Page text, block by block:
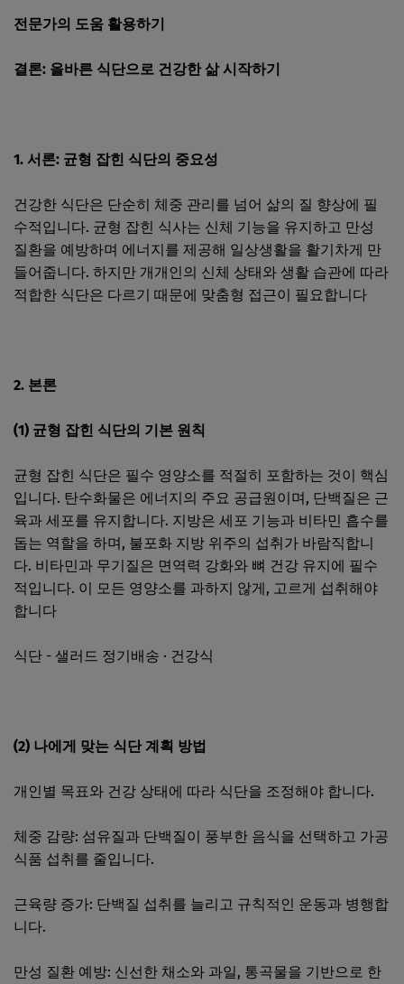
전문가의 도움 활용하기
결론: 올바른 식단으로 건강한 삶 시작하기
1. 서론: 균형 잡힌 식단의 중요성
건강한 식단은 단순히 체중 관리를 넘어 삶의 질 향상에 필
수적입니다. 균형 잡힌 식사는 신체 기능을 유지하고 만성
질환을 예방하며 에너지를 제공해 일상생활을 활기차게 만
들어줍니다. 하지만 개개인의 신체 상태와 생활 습관에 따라
적합한 식단은 다르기 때문에 맞춤형 접근이 필요합니다​ ​
2. 본론
(1) 균형 잡힌 식단의 기본 원칙
균형 잡힌 식단은 필수 영양소를 적절히 포함하는 것이 핵심
입니다. 탄수화물은 에너지의 주요 공급원이며, 단백질은 근
육과 세포를 유지합니다. 지방은 세포 기능과 비타민 흡수를
돕는 역할을 하며, 불포화 지방 위주의 섭취가 바람직합니
다. 비타민과 무기질은 면역력 강화와 뼈 건강 유지에 필수
적입니다. 이 모든 영양소를 과하지 않게, 고르게 섭취해야
합니다​ ​
식단 - 샐러드 정기배송 · 건강식
(2) 나에게 맞는 식단 계획 방법
개인별 목표와 건강 상태에 따라 식단을 조정해야 합니다.
체중 감량: 섬유질과 단백질이 풍부한 음식을 선택하고 가공
식품 섭취를 줄입니다.
근육량 증가: 단백질 섭취를 늘리고 규칙적인 운동과 병행합
니다.
만성 질환 예방: 신선한 채소와 과일, 통곡물을 기반으로 한